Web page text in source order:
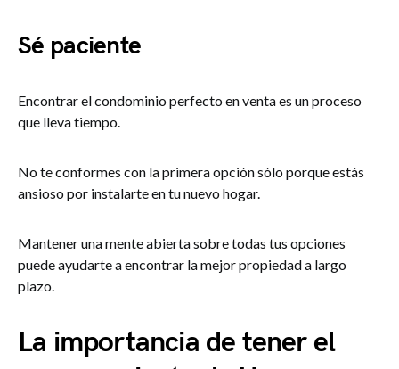
Sé paciente
Encontrar el condominio perfecto en venta es un proceso
que lleva tiempo.
No te conformes con la primera opción sólo porque estás
ansioso por instalarte en tu nuevo hogar.
Mantener una mente abierta sobre todas tus opciones
puede ayudarte a encontrar la mejor propiedad a largo
plazo.
La importancia de tener el